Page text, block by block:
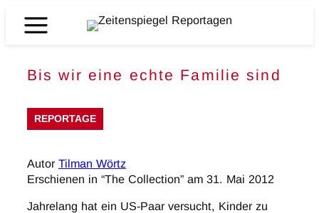
Inhalt
Zeitenspiegel
Bis wir eine echte Familie sind
REPORTAGE
AutorTilman Wörtz
Erschienen in “The Collection” am 31. Mai 2012
Jahrelang hat ein US-Paar versucht, Kinder zu